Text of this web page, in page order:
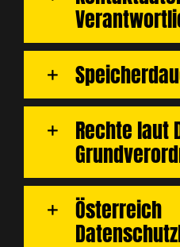
Rechte laut
Österreich